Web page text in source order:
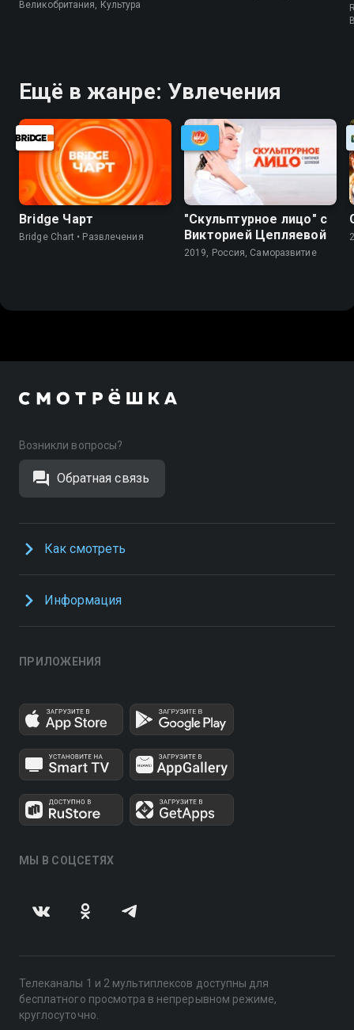
Великобритания, Культура
Ещё в жанре: Увлечения
Bridge Чарт
Bridge Chart • Развлечения
"Скульптурное лицо" с
Викторией Цепляевой
2019, Россия, Саморазвитие
Возникли вопросы?
Обратная связь
Как смотреть
Информация
ПРИЛОЖЕНИЯ
МЫ В СОЦСЕТЯХ
Телеканалы 1 и 2 мультиплексов доступны для
бесплатного просмотра в непрерывном режиме,
круглосуточно.